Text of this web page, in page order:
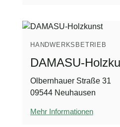
HANDWERKSBETRIEB
DAMASU-
Olbernhauer Straße 31
09544 Neuhausen
Mehr Informationen